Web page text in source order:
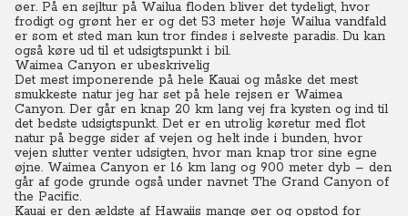
øer. På en sejltur på Wailua floden bliver det tydeligt, hvor
frodigt og grønt her er og det 53 meter høje Wailua vandfald
er som et sted man kun tror findes i selveste paradis. Du kan
også køre ud til et udsigtspunkt i bil.
Waimea Canyon er ubeskrivelig
Det mest imponerende på hele Kauai og måske det mest
smukkeste natur jeg har set på hele rejsen er Waimea
Canyon. Der går en knap 20 km lang vej fra kysten og ind til
det bedste udsigtspunkt. Det er en utrolig køretur med flot
natur på begge sider af vejen og helt inde i bunden, hvor
vejen slutter venter udsigten, hvor man knap tror sine egne
øjne. Waimea Canyon er 16 km lang og 900 meter dyb – den
går af gode grunde også under navnet The Grand Canyon of
the Pacific.
Kauai er den ældste af Hawaiis mange øer og opstod for